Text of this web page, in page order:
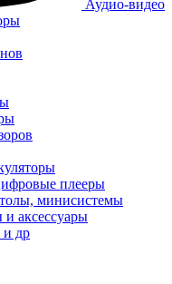
Аудио-видео
плееры
минисистемы
аксессуары
и др